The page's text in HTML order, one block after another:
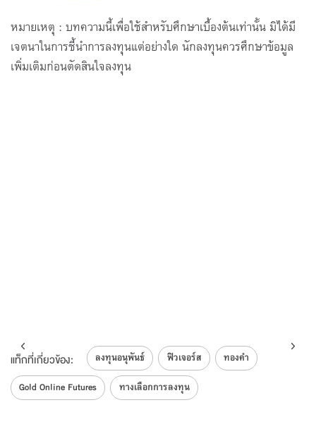
หมายเหตุ : บทความนี้เพื่อใช้สำหรับศึกษาเบื้องต้นเท่านั้น มิได้มี
เจตนาในการชี้นำการลงทุนแต่อย่างใด นักลงทุนควรศึกษาข้อมูล
เพิ่มเติมก่อนตัดสินใจลงทุน
แท็กที่เกี่ยวข้อง: ลงทุนอนุพันธ์ ฟิวเจอร์ส
ทองคำ
Gold Online Futures
ทางเลือกการลงทุน